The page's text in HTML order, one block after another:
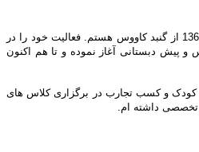
المیرا بیگلری متولد 20 مرداد ماه 1364 از گنبد کاووس هستم. فعالیت خود را در
پیش دبستانی آغاز نموده و تا هم اکنون
کودک و کسب تجارب در برگزاری کلاس های
تخصصی داشته ام.